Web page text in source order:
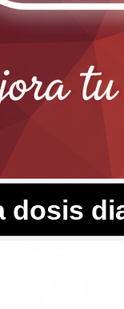
dosis